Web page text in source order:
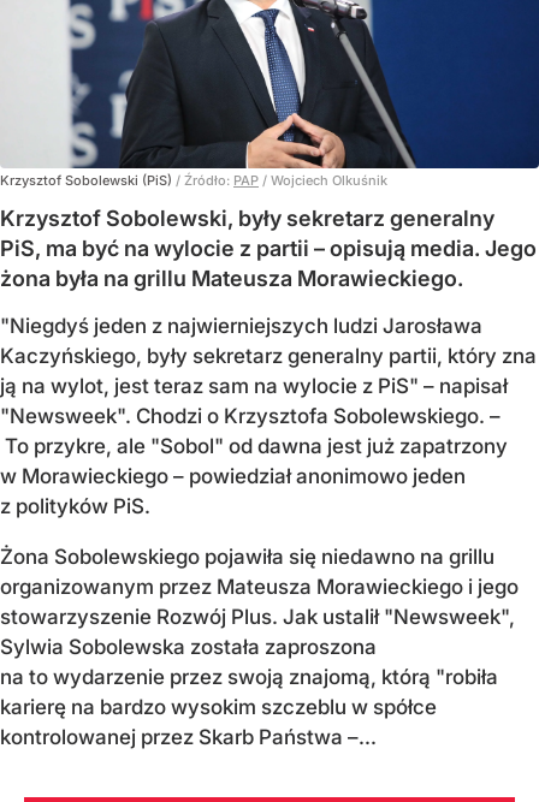
Krzysztof Sobolewski (PiS) / Źródło: PAP / Wojciech Olkuśnik
Krzysztof Sobolewski, były sekretarz generalny
PiS, ma być na wylocie z partii – opisują media. Jego
żona była na grillu Mateusza Morawieckiego.
"Niegdyś jeden z najwierniejszych ludzi Jarosława
Kaczyńskiego, były sekretarz generalny partii, który zna
ją na wylot, jest teraz sam na wylocie z PiS" – napisał
"Newsweek". Chodzi o Krzysztofa Sobolewskiego. –
To przykre, ale "Sobol" od dawna jest już zapatrzony
w Morawieckiego – powiedział anonimowo jeden
z polityków PiS.
Żona Sobolewskiego pojawiła się niedawno na grillu
organizowanym przez Mateusza Morawieckiego i jego
stowarzyszenie Rozwój Plus. Jak ustalił "Newsweek",
Sylwia Sobolewska została zaproszona
na to wydarzenie przez swoją znajomą, którą "robiła
karierę na bardzo wysokim szczeblu w spółce
kontrolowanej przez Skarb Państwa –...